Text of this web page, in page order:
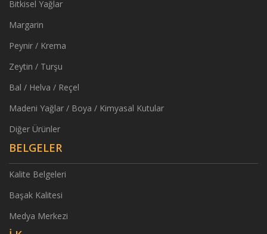
Bitkisel Yağlar
Margarin
Peynir / Krema
Zeytin / Turşu
Bal / Helva / Reçel
Madeni Yağlar / Boya / Kimyasal Kutular
Diğer Ürünler
BELGELER
Kalite Belgeleri
Başak Kalitesi
Medya Merkezi